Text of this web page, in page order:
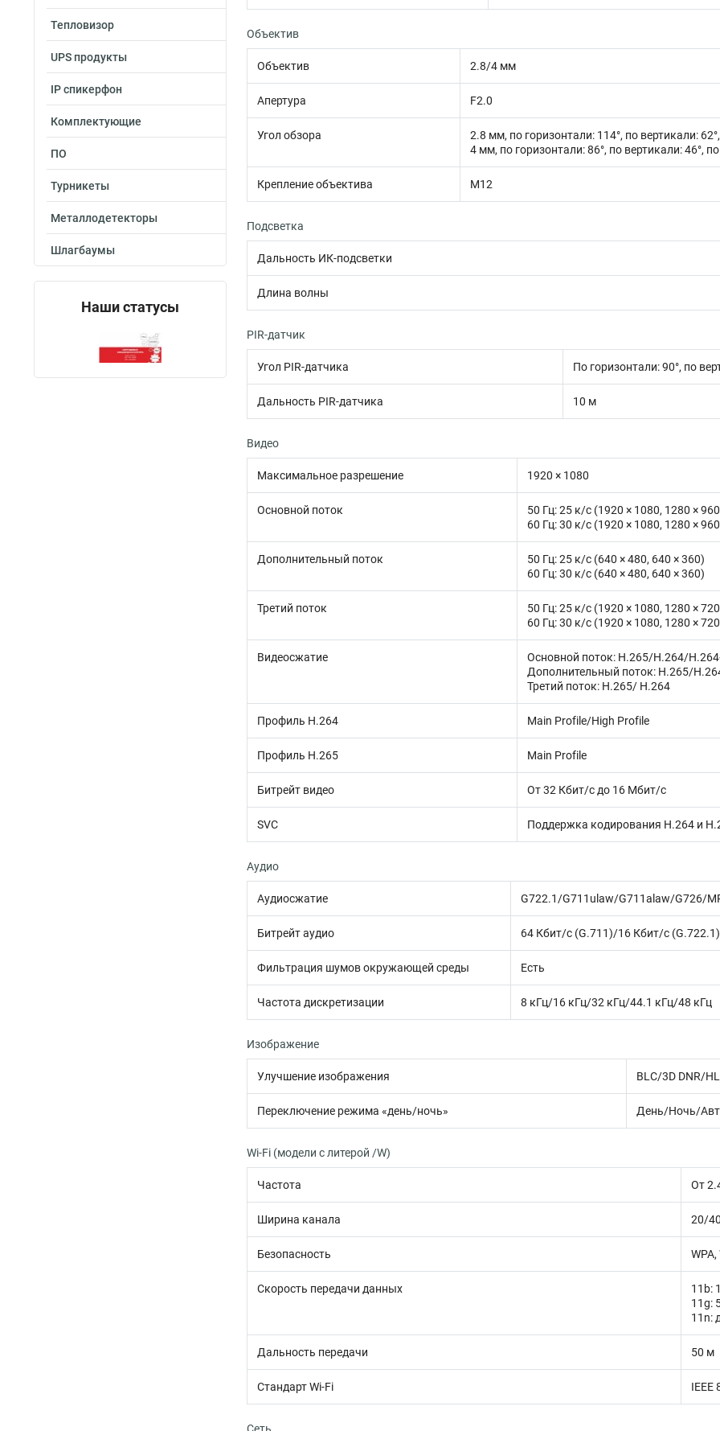
Тепловизор
UPS продукты
IP спикерфон
Комплектующие
ПО
Турникеты
Металлодетекторы
Шлагбаумы
Наши статусы
Объектив
Объектив 2.8/4 мм
Апертура F2.0
Угол обзора
2.8 мм, по горизонтали: 114°, по вертикали:
4 мм, по горизонтали: 86°, по вертикали: 46°,
Крепление объектива M12
Подсветка
Дальность ИК-подсветки
Длина волны
PIR-датчик
Угол PIR-датчика По горизонтали: 90°, по
Дальность PIR-датчика 10 м
Видео
Максимальное разрешение 1920 × 1080
Основной поток
50 Гц: 25 к/с (1920 × 1080, 1280 ×
60 Гц: 30 к/с (1920 × 1080, 1280 ×
Дополнительный поток
50 Гц: 25 к/с (640 × 480, 640 × 360)
60 Гц: 30 к/с (640 × 480, 640 × 360)
Третий поток
50 Гц: 25 к/с (1920 × 1080, 1280 ×
60 Гц: 30 к/с (1920 × 1080, 1280 ×
Видеосжатие
Основной поток: H.265/H.264/
Дополнительный поток: H.265/
Третий поток: H.265/ H.264
Профиль H.264 Main Profile/High Profile
Профиль H.265 Main Profile
Битрейт видео От 32 Кбит/с до 16 Мбит/с
SVC Поддержка кодирования H.264 и
Аудио
Аудиосжатие G722.1/G711ulaw/G711alaw/G726/
Битрейт аудио 64 Кбит/с (G.711)/16 Кбит/с
Фильтрация шумов окружающей среды Есть
Частота дискретизации 8 кГц/16 кГц/32 кГц/44.1 кГц/48 кГц
Изображение
Улучшение изображения BLC/3D DNR/
Переключение режима «день/ночь» День/Ночь/
Wi-Fi (модели с литерой /W)
Частота От
Ширина канала 20/
Безопасность WPA,
Скорость передачи данных
11b:
11g:
11n:
Дальность передачи 50 м
Стандарт Wi-Fi IEEE